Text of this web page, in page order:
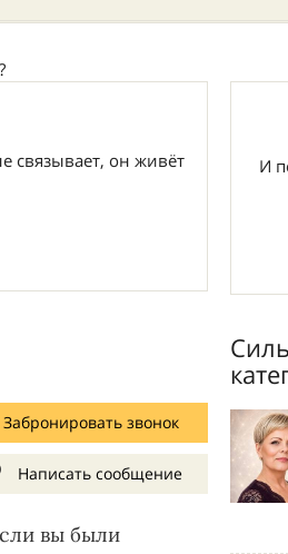
связывает, он живёт
Забронировать звонок
Написать сообщение
вы были
И